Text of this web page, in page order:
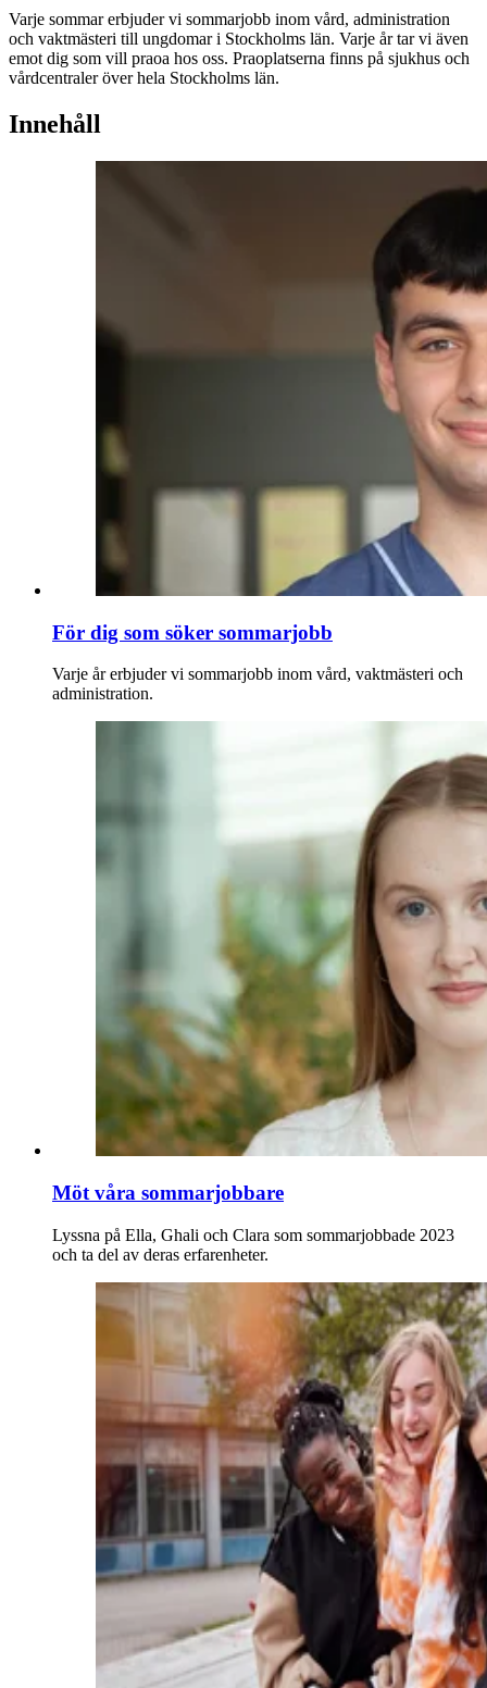
Varje sommar erbjuder vi sommarjobb inom vård, administration
och vaktmästeri till ungdomar i Stockholms län. Varje år tar vi även
emot dig som vill praoa hos oss. Praoplatserna finns på sjukhus och
vårdcentraler över hela Stockholms län.
Innehåll
För dig som söker sommarjobb
Varje år erbjuder vi sommarjobb inom vård, vaktmästeri och
administration.
Möt våra sommarjobbare
Lyssna på Ella, Ghali och Clara som sommarjobbade 2023
och ta del av deras erfarenheter.